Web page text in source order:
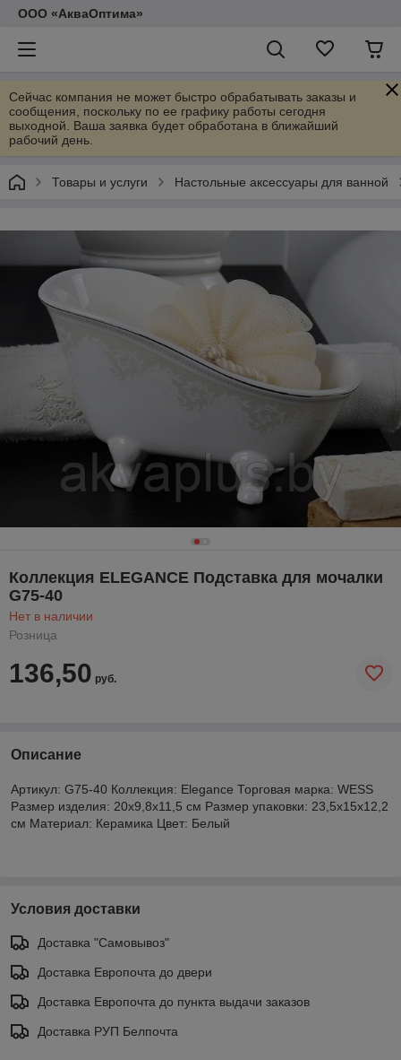
ООО «АкваОптима»
Сейчас компания не может быстро обрабатывать заказы и
сообщения, поскольку по ее графику работы сегодня
выходной. Ваша заявка будет обработана в ближайший
рабочий день.
Товары и услуги Настольные аксессуары для ванной
Коллекция ELEGANCE Подставка для мочалки
G75-40
Нет в наличии
Розница
136,50 руб.
Описание
Артикул: G75-40 Коллекция: Elegance Торговая марка: WESS
Размер изделия: 20х9,8х11,5 см Размер упаковки: 23,5х15х12,2
см Материал: Керамика Цвет: Белый
Условия доставки
Доставка "Самовывоз"
Доставка Европочта до двери
Доставка Европочта до пункта выдачи заказов
Доставка РУП Белпочта